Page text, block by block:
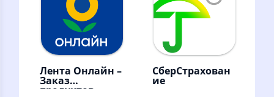
Лента Онлайн –
Заказ
продуктов
СберСтрахован
ие